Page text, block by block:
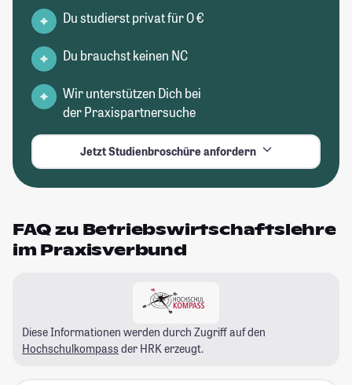
Du studierst privat für 0 €
Du brauchst keinen NC
Wir unterstützen Dich bei
der Praxispartnersuche
Jetzt Studienbroschüre anfordern
FAQ zu Betriebswirtschaftslehre
im Praxisverbund
Diese Informationen werden durch Zugriff auf den
Hochschulkompass der HRK erzeugt.